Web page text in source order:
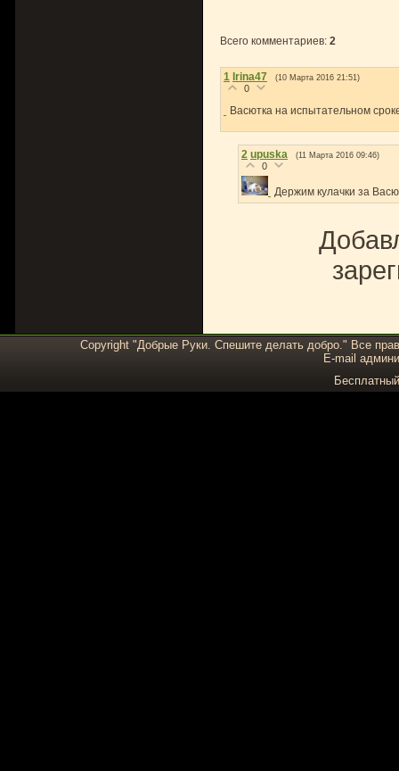
Всего комментариев: 2
1 Irina47 (10 Марта 2016 21:51)
0
Васютка на испытательном
2 upuska (11 Марта 2016 09:46)
0
Держим кулачки за
Copyright "Добрые Руки. Спешите делать добро." Все
E-mail